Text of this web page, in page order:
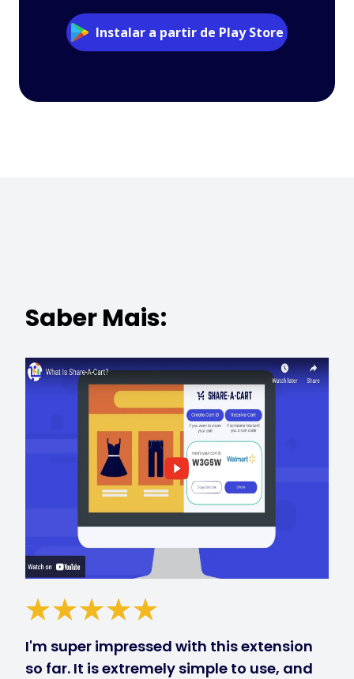
Instalar a partir de Play Store
Saber Mais:
I'm super impressed with this extension
so far. It is extremely simple to use, and